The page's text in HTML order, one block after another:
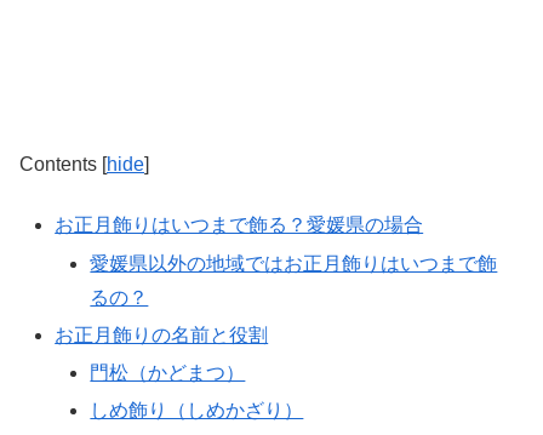
Contents [hide]
お正月飾りはいつまで飾る？愛媛県の場合
愛媛県以外の地域ではお正月飾りはいつまで飾
るの？
お正月飾りの名前と役割
門松（かどまつ）
しめ飾り（しめかざり）